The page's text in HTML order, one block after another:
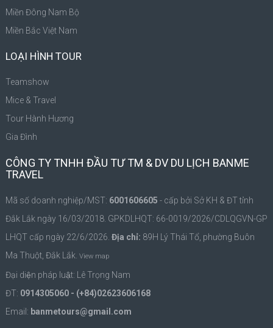
Miền Đông Nam Bộ
Miền Bắc Việt Nam
LOẠI HÌNH TOUR
Teamshow
Mice & Travel
Tour Hành Hương
Gia Đình
CÔNG TY TNHH ĐẦU TƯ TM & DV DU LỊCH BANME
TRAVEL
Mã số doanh nghiệp/MST: 6001606605 - cấp bởi Sở KH & ĐT tỉnh
Đắk Lắk ngày 16/03/2018. GPKDLHQT: 66-0019/2026/CDLQGVN-GP
LHQT cấp ngày 22/6/2026. Địa chỉ: 89H Lý Thái Tổ, phường Buôn
Ma Thuột, Đắk Lắk. View map
Đại diện pháp luật: Lê Trọng Nam
ĐT: 0914305060 - (+84)02623606168
Email: banmetours@gmail.com